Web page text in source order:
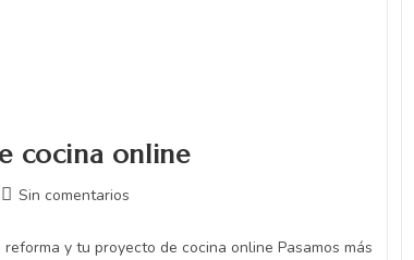
cocina online
Sin comentarios
y tu proyecto de cocina online Pasamos más